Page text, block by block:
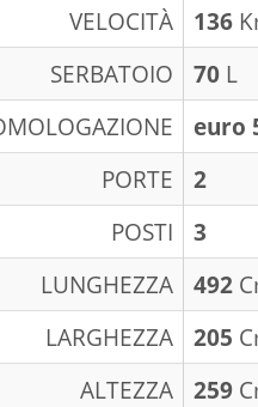
VELOCITÀ
136
SERBATOIO
70 L
euro
PORTE
2
POSTI
3
LUNGHEZZA
492
LARGHEZZA
205
ALTEZZA
259